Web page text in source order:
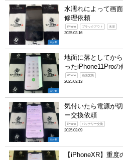
未分類
水濡れによって画
修理依頼
iPhone ブラックアウト 水没
2025.03.16
未分類
地面に落としてか
ったiPhone11Proの
iPhone 画面交換
2025.03.13
未分類
気付いたら電源が
ー交換依頼
iPhone バッテリー交換
2025.03.09
【iPhoneXR】重